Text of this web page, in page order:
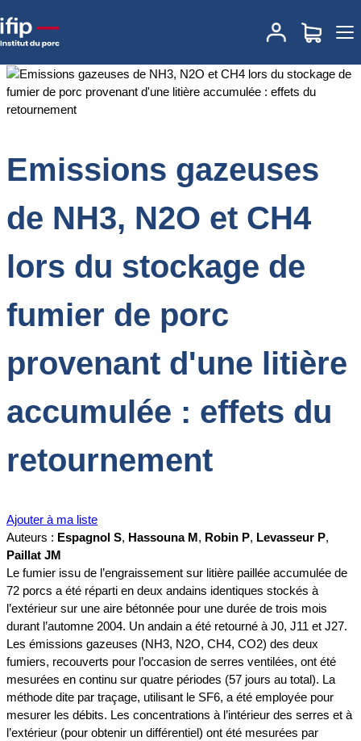
Accueil
Emissions gazeuses de NH3, N2O et
CH4 lors du stockage de fumier de porc provenant d'une litière
Emissions gazeuses
de NH3, N2O et CH4
lors du stockage de
fumier de porc
provenant d'une litière
accumulée : effets du
retournement
Ajouter à ma liste
Auteurs : Espagnol S, Hassouna M, Robin P, Levasseur P,
Paillat JM
Le fumier issu de l’engraissement sur litière paillée accumulée de
72 porcs a été réparti en deux andains identiques stockés à
l’extérieur sur une aire bétonnée pour une durée de trois mois
durant l’automne 2004. Un andain a été retourné à J0, J11 et J27.
Les émissions gazeuses (NH3, N2O, CH4, CO2) des deux
fumiers, recouverts pour l’occasion de serres ventilées, ont été
mesurées en continu sur quatre périodes (57 jours au total). La
méthode dite par traçage, utilisant le SF6, a été employée pour
mesurer les débits. Les concentrations à l’intérieur des serres et à
l’extérieur (pour obtenir un différentiel) ont été mesurées par